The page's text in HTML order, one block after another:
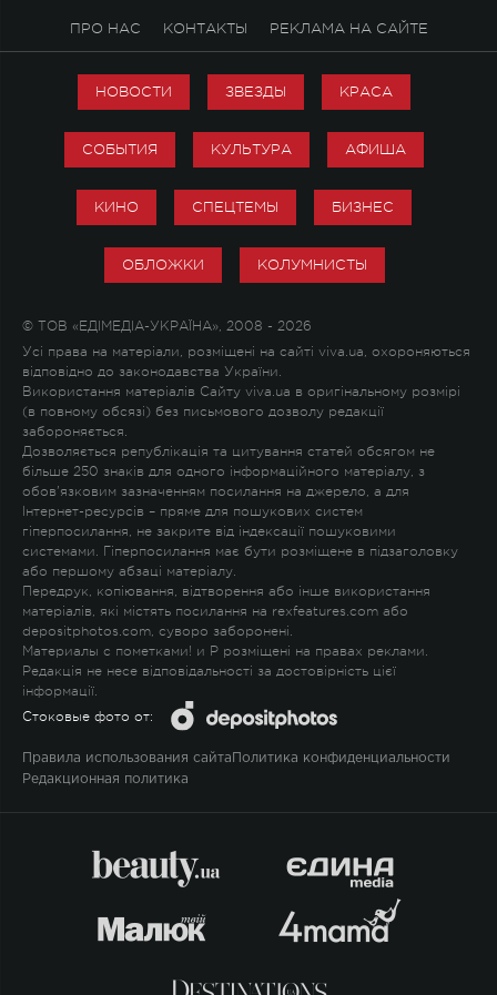
ПРО НАС КОНТАКТЫ РЕКЛАМА НА САЙТЕ
НОВОСТИ ЗВЕЗДЫ КРАСА
СОБЫТИЯ КУЛЬТУРА АФИША
КИНО СПЕЦТЕМЫ БИЗНЕС
ОБЛОЖКИ КОЛУМНИСТЫ
© ТОВ «ЕДІМЕДІА-УКРАЇНА», 2008 - 2026
Усі права на матеріали, розміщені на сайті viva.ua, охороняються
відповідно до законодавства України.
Використання матеріалів Сайту viva.ua в оригінальному розмірі
(в повному обсязі) без письмового дозволу редакції
забороняється.
Дозволяється републікація та цитування статей обсягом не
більше 250 знаків для одного інформаційного матеріалу, з
обов'язковим зазначенням посилання на джерело, а для
Інтернет-ресурсів – пряме для пошукових систем
гіперпосилання, не закрите від індексації пошуковими
системами. Гіперпосилання має бути розміщене в підзаголовку
або першому абзаці матеріалу.
Передрук, копіювання, відтворення або інше використання
матеріалів, які містять посилання на rexfeatures.com або
depositphotos.com, суворо заборонені.
Материалы с пометками! и P розміщені на правах реклами.
Редакція не несе відповідальності за достовірність цієї
інформації.
Стоковые фото от:
Правила использования сайта Политика конфиденциальности
Редакционная политика